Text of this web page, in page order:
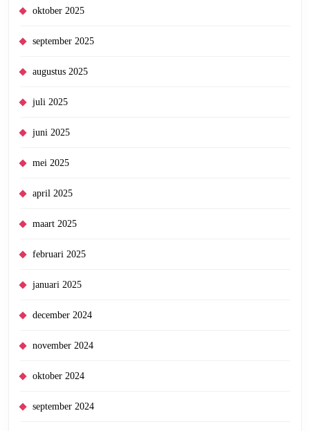
oktober 2025
september 2025
augustus 2025
juli 2025
juni 2025
mei 2025
april 2025
maart 2025
februari 2025
januari 2025
december 2024
november 2024
oktober 2024
september 2024